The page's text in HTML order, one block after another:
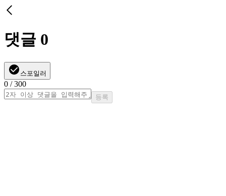
댓글 0
스포일러
0 / 300
등록